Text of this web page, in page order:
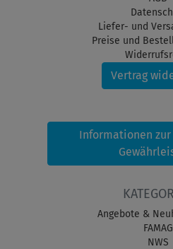
Liefer- und
Preise und
Vertrag
Informationen
Angebote &
FAMAG
NWS